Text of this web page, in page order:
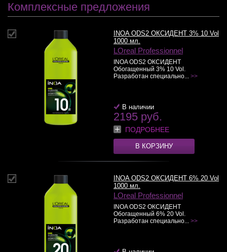
Комплексные предложения
INOA ODS2 ОКСИДЕНТ 3% 10 Vol
1000 мл.
LOreal Professionnel
INOA ODS2 ОКСИДЕНТ
Обогащенный 3% 10 Vol.
Разработан специально... >>
В наличии
2195 руб.
ПОДРОБНЕЕ
В КОРЗИНУ
INOA ODS2 ОКСИДЕНТ 6% 20 Vol
1000 мл.
LOreal Professionnel
INOA ODS2 ОКСИДЕНТ
Обогащенный 6% 20 Vol.
Разработан специально... >>